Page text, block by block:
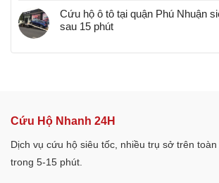
Cứu hộ ô tô tại quận Phú Nhuận
sau 15 phút
Cứu Hộ Nhanh 24H
Dịch vụ cứu hộ siêu tốc, nhiều trụ sở trên
trong 5-15 phút.